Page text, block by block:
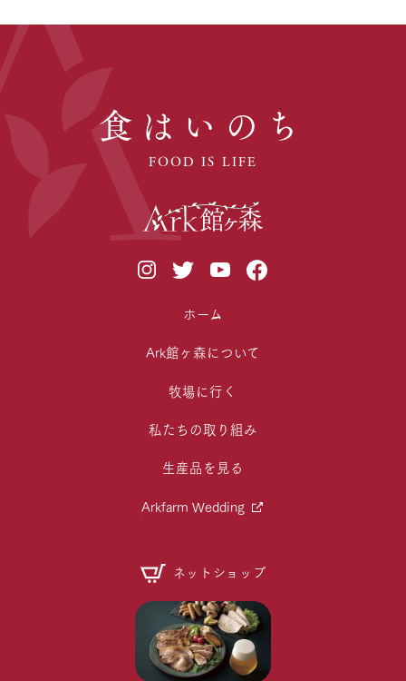
食はいのち
FOOD IS LIFE
ホーム
Ark館ヶ森について
牧場に行く
私たちの取り組み
生産品を見る
Arkfarm Wedding
ネットショップ